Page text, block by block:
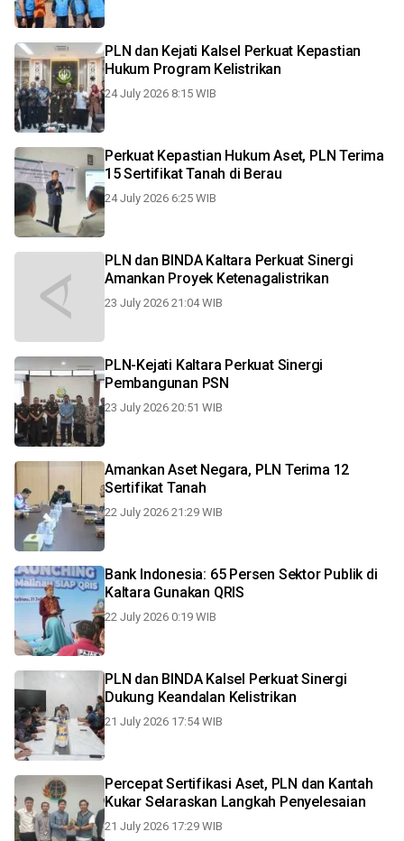
PLN dan Kejati Kalsel Perkuat Kepastian
Hukum Program Kelistrikan
24 July 2026 8:15 WIB
Perkuat Kepastian Hukum Aset, PLN Terima
15 Sertifikat Tanah di Berau
24 July 2026 6:25 WIB
PLN dan BINDA Kaltara Perkuat Sinergi
Amankan Proyek Ketenagalistrikan
23 July 2026 21:04 WIB
PLN-Kejati Kaltara Perkuat Sinergi
Pembangunan PSN
23 July 2026 20:51 WIB
Amankan Aset Negara, PLN Terima 12
Sertifikat Tanah
22 July 2026 21:29 WIB
Bank Indonesia: 65 Persen Sektor Publik di
Kaltara Gunakan QRIS
22 July 2026 0:19 WIB
PLN dan BINDA Kalsel Perkuat Sinergi
Dukung Keandalan Kelistrikan
21 July 2026 17:54 WIB
Percepat Sertifikasi Aset, PLN dan Kantah
Kukar Selaraskan Langkah Penyelesaian
21 July 2026 17:29 WIB